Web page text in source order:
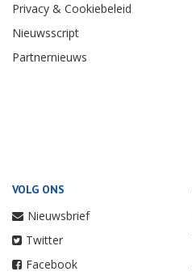
Privacy & Cookiebeleid
Nieuwsscript
Partnernieuws
VOLG ONS
Nieuwsbrief
Twitter
Facebook